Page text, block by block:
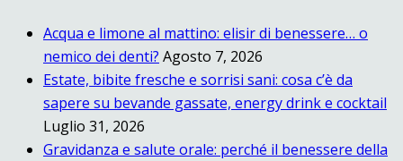
Acqua e limone al mattino: elisir di benessere… o
nemico dei denti? Agosto 7, 2026
Estate, bibite fresche e sorrisi sani: cosa c’è da
sapere su bevande gassate, energy drink e cocktail
Luglio 31, 2026
Gravidanza e salute orale: perché il benessere della